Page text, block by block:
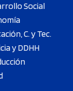
Social
C. y Tec.
y DDHH